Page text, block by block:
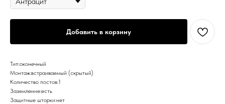
Добавить в корзину
Тип:оконечный
Монтаж:встраиваемый (скрытый)
Количество постов:1
Заземление:есть
Защитные шторки:нет